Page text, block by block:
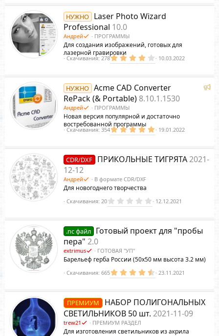
0
в
НУЖНО
Laser Photo Wizard
Professional 10.0
Андрей ПРОГРАММЫ
Для создания изображений, готовых для
лазерной гравировки
4
.
0
в
ё
з
Скачивания 278 10.03.2022
Р
д
НУЖНО Acme CAD Converter
RePack (& Portable) 8.10.1.1530
Андрей ПРОГРАММЫ
Новая версия популярной и достаточно
востребованной программы
5
.
0
з
в
Скачивания 354 19.01.2022
CDR/DXF ПРИКОЛЬНЫЕ ТИГРЯТА2021-
12-12
Андрей В формате CDR/DXF
Для новогоднего творчества
0
.
0
в
Скачивания 20 12.12.2021
.nc файл
Готовый проект для "пробы
пера" 2.0
extrimus ГОТОВАЯ "УП"
Барельеф герба России (50х50 мм высота 3.2 мм)
4
.
8
з
в
ё
з
Скачивания 665 23.11.2021
ПРЕМИУМ
НАБОР ПОЛИГОНАЛЬНЫХ
СВЕТИЛЬНИКОВ 50 шт. 2021-11-09
trew21 ПРЕМИУМ РАЗДЕЛ
Для изготовления светильников из акрила